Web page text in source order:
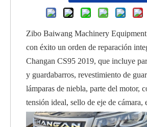
Zibo Baiwang Machinery
con éxito un orden de reparación
Changan CS95 2019, que incluye
y guardabarros, revestimiento de
lámparas de niebla, parte del motor,
tensión ideal, sello de eje de cámara,